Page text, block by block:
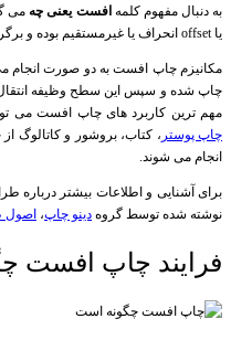
به دنبال مفهوم کلمه افست یعنی چه می
یا offset انحراف یا غیرمستقیم بوده و برگرفته از روش کار دستگاه است.
مکانیزم چاپ افست به دو صورت انجام
چاپ شده و سپس این سطح وظیفه انتقال
مهم ترین کاربرد های چاپ افست می
چاپ پوستر ، کتاب، بروشور و کاتالوگ
انجام می شوند.
نوشته شده توسط گروه دینو چاپ،
فرایند چاپ افست